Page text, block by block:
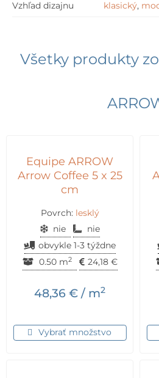
Vzhľad dizajnu klasický,
Všetky produkty
Equipe ARROW
Arrow Coffee 5 x 25
cm
Povrch: lesklý
nie
nie
obvykle 1-3 týždne
0.50 m2 24,18 €
48,36 € / m2
Vybrať množstvo